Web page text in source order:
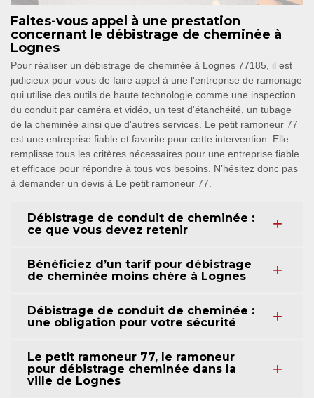
Faites-vous appel à une prestation
concernant le débistrage de cheminée à
Lognes
Pour réaliser un débistrage de cheminée à Lognes 77185, il est
judicieux pour vous de faire appel à une l'entreprise de ramonage
qui utilise des outils de haute technologie comme une inspection
du conduit par caméra et vidéo, un test d'étanchéité, un tubage
de la cheminée ainsi que d'autres services. Le petit ramoneur 77
est une entreprise fiable et favorite pour cette intervention. Elle
remplisse tous les critères nécessaires pour une entreprise fiable
et efficace pour répondre à tous vos besoins. N’hésitez donc pas
à demander un devis à Le petit ramoneur 77.
Débistrage de conduit de cheminée :
ce que vous devez retenir
Bénéficiez d’un tarif pour débistrage
de cheminée moins chère à Lognes
Débistrage de conduit de cheminée :
une obligation pour votre sécurité
Le petit ramoneur 77, le ramoneur
pour débistrage cheminée dans la
ville de Lognes